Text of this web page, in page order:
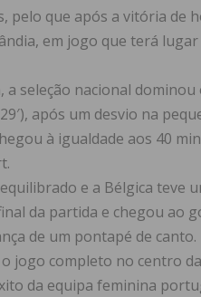
pelo que após a vitória de
em jogo que terá
seleção nacional
após um desvio na
à igualdade aos 40
e a Bélgica teve
da partida e chegou ao
de um pontapé de canto.
jogo completo no centro
da equipa feminina